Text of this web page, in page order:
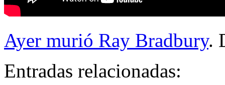
Ayer murió Ray Bradbury.
Entradas relacionadas: